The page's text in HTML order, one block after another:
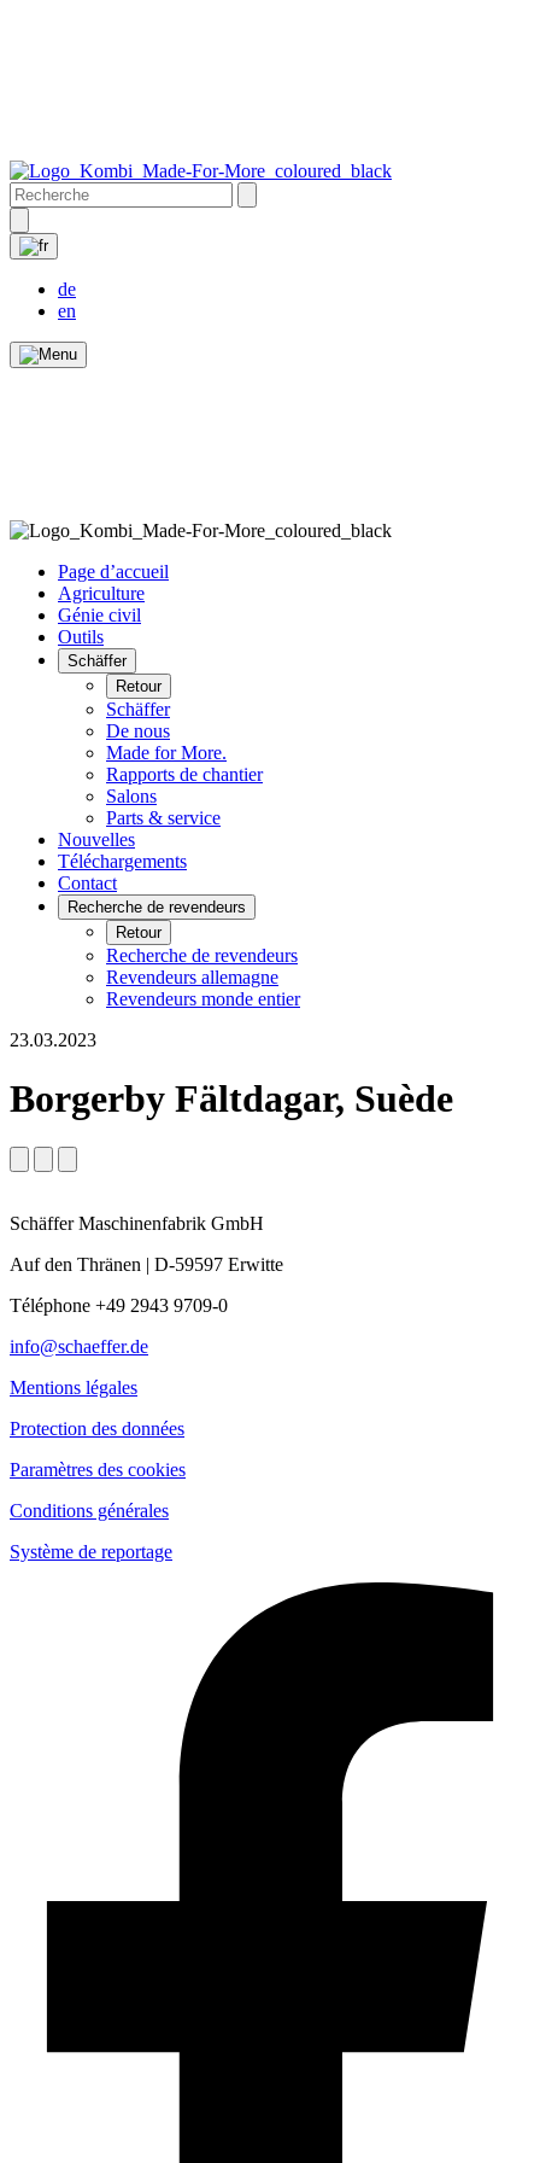
de
en
Page d’accueil
Agriculture
Génie civil
Outils
Schäffer
Retour
Schäffer
De nous
Made for More.
Rapports de chantier
Salons
Parts & service
Nouvelles
Téléchargements
Contact
Recherche de revendeurs
Retour
Recherche de revendeurs
Revendeurs allemagne
Revendeurs monde entier
23.03.2023
Borgerby Fältdagar, Suède
Schäffer Maschinenfabrik GmbH
Auf den Thränen | D-59597 Erwitte
Téléphone +49 2943 9709-0
info@schaeffer.de
Mentions légales
Protection des données
Paramètres des cookies
Conditions générales
Système de reportage